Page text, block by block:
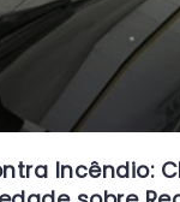
Incêndio: